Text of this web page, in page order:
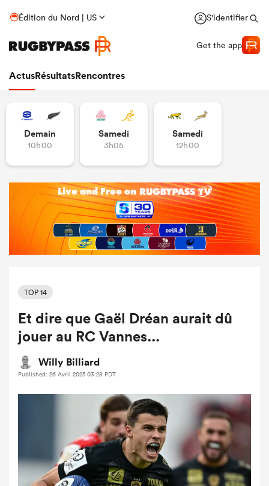
Édition du Nord | US S'identifier
Get the app
ActusRésultatsRencontres
Demain
10h00
Samedi
3h05
Samedi
12h00
TOP 14
Et dire que Gaël Dréan aurait dû
jouer au RC Vannes...
Willy Billiard
Published: 26 Avril 2025 03:28 PDT